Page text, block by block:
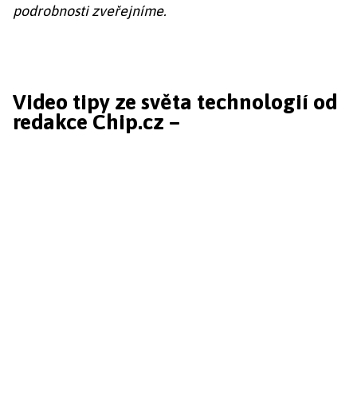
podrobnosti zveřejníme.
Video tipy ze světa technologií od
redakce Chip.cz –